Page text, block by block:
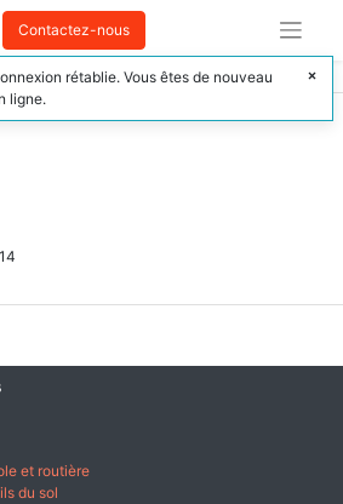
Contactez-nous
et routière
du sol
rétablie. Vous êtes de nouveau
ligne.